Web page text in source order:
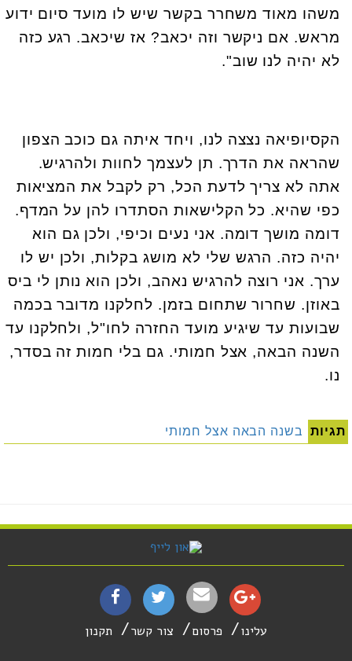
משהו מאוד משחרר בקשר שיש לו מועד סיום ידוע
מראש. אם ניקשר וזה יכאב? אז שיכאב. רגע כזה
לא יהיה לנו שוב".
הקסיופיאה נצצה לנו, ויחד איתה גם כוכב הצפון
שהראה את הדרך. תן לעצמך לחוות ולהרגיש.
אתה לא צריך לדעת הכל, רק לקבל את המציאות
כפי שהיא. כל הקלישאות הסתדרו להן על המדף.
דומה מושך דומה. אני נעים וכיפי, ולכן גם הוא
יהיה כזה. הרגש שלי לא מושג בקלות, ולכן יש לו
ערך. אני רוצה להרגיש נאהב, ולכן הוא נותן לי ביס
באוזן. שחרור שתחום בזמן. לחלקנו מדובר בכמה
שבועות עד שיגיע מועד החזרה לחו"ל, ולחלקנו עד
השנה הבאה, אצל חמותי. גם בלי חמות זה בסדר,
נו.
תגיות בשנה הבאה אצל חמותי
עלינו פרסום צור קשר תקנון